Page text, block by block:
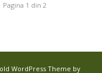
Pagina 1 din 2
WordPress Theme by